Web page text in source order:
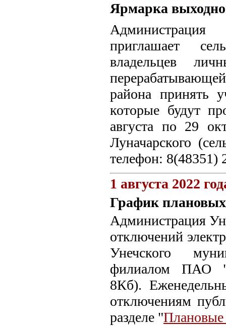
Ярмарка
приглашает
владельцев
района принять
которые будут
августа по 29
Луначарского
телефон: 8(48351)
1 августа 2022
График плановых
Администрация
отключений
Унечского
филиалом ПАО
8Кб).
отключениям
разделе "